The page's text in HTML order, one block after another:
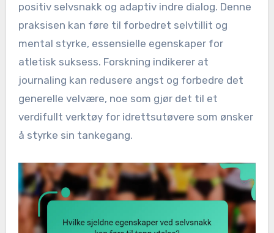
positiv selvsnakk og adaptiv indre dialog. Denne
praksisen kan føre til forbedret selvtillit og
mental styrke, essensielle egenskaper for
atletisk suksess. Forskning indikerer at
journaling kan redusere angst og forbedre det
generelle velvære, noe som gjør det til et
verdifullt verktøy for idrettsutøvere som ønsker
å styrke sin tankegang.